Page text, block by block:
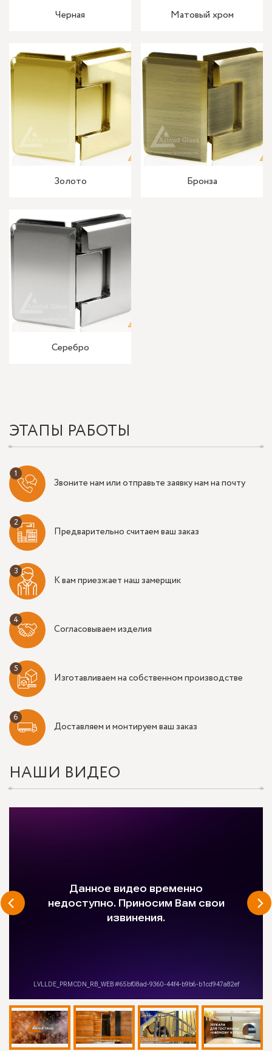
Черная Матовый хром
Золото Бронза
Серебро
ЭТАПЫ РАБОТЫ
Звоните нам или отправьте заявку нам на почту
Предварительно считаем ваш заказ
К вам приезжает наш замерщик
Согласовываем изделия
Изготавливаем на собственном производстве
Доставляем и монтируем ваш заказ
НАШИ ВИДЕО